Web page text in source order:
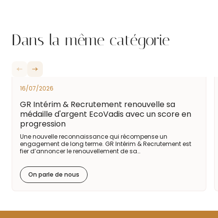
Dans la même catégorie
16/07/2026
GR Intérim & Recrutement renouvelle sa
médaille d'argent EcoVadis avec un score en
progression
Une nouvelle reconnaissance qui récompense un
engagement de long terme. GR Intérim & Recrutement est
fier d’annoncer le renouvellement de sa…
On parle de nous